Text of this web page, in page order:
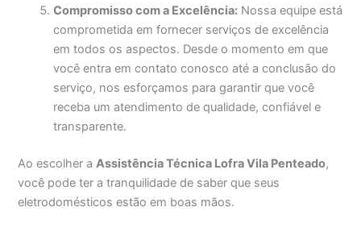
Compromisso com a Excelência: Nossa equipe está
comprometida em fornecer serviços de excelência
em todos os aspectos. Desde o momento em que
você entra em contato conosco até a conclusão do
serviço, nos esforçamos para garantir que você
receba um atendimento de qualidade, confiável e
transparente.
Ao escolher aAssistência Técnica Lofra Vila Penteado,
você pode ter a tranquilidade de saber que seus
eletrodomésticos estão em boas mãos.